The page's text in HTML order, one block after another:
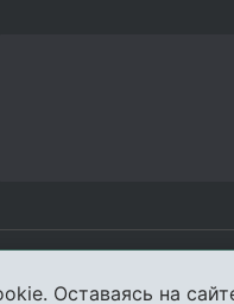
Оставаясь на